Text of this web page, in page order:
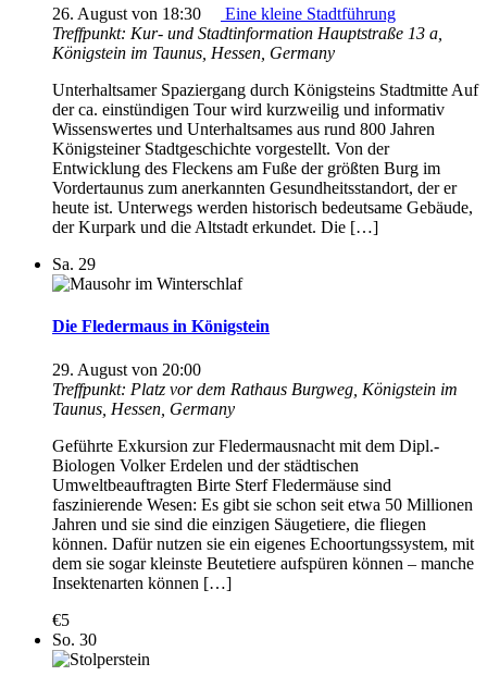
26. August von 18:30
Eine kleine Stadtführung
Treffpunkt: Kur- und Stadtinformation Hauptstraße 13 a,
Königstein im Taunus, Hessen, Germany
Unterhaltsamer Spaziergang durch Königsteins Stadtmitte Auf
der ca. einstündigen Tour wird kurzweilig und informativ
Wissenswertes und Unterhaltsames aus rund 800 Jahren
Königsteiner Stadtgeschichte vorgestellt. Von der
Entwicklung des Fleckens am Fuße der größten Burg im
Vordertaunus zum anerkannten Gesundheitsstandort, der er
heute ist. Unterwegs werden historisch bedeutsame Gebäude,
der Kurpark und die Altstadt erkundet. Die […]
Sa. 29
Die Fledermaus in Königstein
29. August von 20:00
Treffpunkt: Platz vor dem Rathaus Burgweg, Königstein im
Taunus, Hessen, Germany
Geführte Exkursion zur Fledermausnacht mit dem Dipl.-
Biologen Volker Erdelen und der städtischen
Umweltbeauftragten Birte Sterf Fledermäuse sind
faszinierende Wesen: Es gibt sie schon seit etwa 50 Millionen
Jahren und sie sind die einzigen Säugetiere, die fliegen
können. Dafür nutzen sie ein eigenes Echoortungssystem, mit
dem sie sogar kleinste Beutetiere aufspüren können – manche
Insektenarten können […]
€5
So. 30